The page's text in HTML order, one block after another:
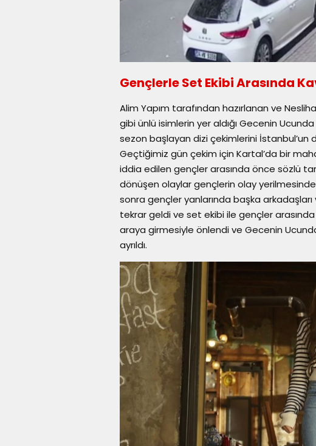
Gençlerle Set Ekibi Arasında
Alim Yapım tarafından hazırlanan ve
gibi ünlü isimlerin yer aldığı Gecenin
sezon başlayan dizi çekimlerini İstanbul’un
Geçtiğimiz gün çekim için Kartal’da bir
iddia edilen gençler arasında önce sözlü
dönüşen olaylar gençlerin olay
sonra gençler yanlarında başka
tekrar geldi ve set ekibi ile gençler
araya girmesiyle önlendi ve Gecenin
ayrıldı.